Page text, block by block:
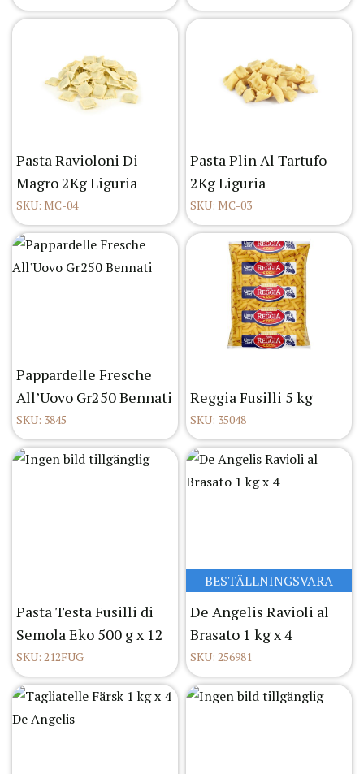
Pasta Ravioloni Di
Magro 2Kg Liguria
SKU: MC-04
Pasta Plin Al Tartufo
2Kg Liguria
SKU: MC-03
Pappardelle Fresche
All’Uovo Gr250 Bennati
SKU: 3845
Reggia Fusilli 5 kg
SKU: 35048
Pasta Testa Fusilli di
Semola Eko 500 g x 12
SKU: 212FUG
BESTÄLLNINGSVARA
De Angelis Ravioli al
Brasato 1 kg x 4
SKU: 256981